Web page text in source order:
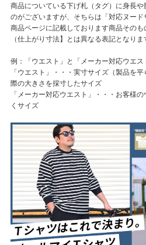
商品についている下げ札（タグ）に身長
のがございますが、そちらは「対応ヌー
商品ページに記載しております商品その
（仕上がり寸法】とは異なる表記となりま
例：「ウエスト」と「メーカー対応ウエス
「ウエスト」・・・実寸サイズ（製品を
際の大きさを採寸したサイズ
「メーカー対応ウエスト」・・・お客様
くサイズ